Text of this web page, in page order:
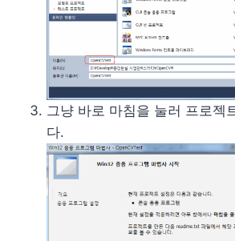
그냥 바로 마침을 눌러 프로젝
다.